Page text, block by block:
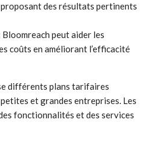
des résultats pertinents
Bloomreach peut aider les
coûts en améliorant l’efficacité
différents plans tarifaires
et grandes entreprises. Les
fonctionnalités et des services